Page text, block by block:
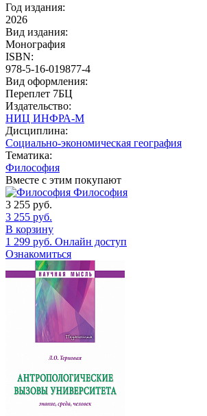
Год издания:
2026
Вид издания:
Монография
ISBN:
978-5-16-019877-4
Вид оформления:
Переплет 7БЦ
Издательство:
НИЦ ИНФРА-М
Дисциплина:
Социально-экономическая география
Тематика:
Философия
Вместе с этим покупают
Философия
3 255 руб.
3 255 руб.
В корзину
1 299 руб. Онлайн доступ
Ознакомиться